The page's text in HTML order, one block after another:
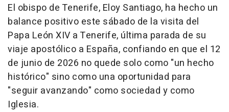
El obispo de Tenerife, Eloy Santiago, ha hecho un
balance positivo este sábado de la visita del
Papa León XIV a Tenerife, última parada de su
viaje apostólico a España, confiando en que el 12
de junio de 2026 no quede solo como "un hecho
histórico" sino como una oportunidad para
"seguir avanzando" como sociedad y como
Iglesia.